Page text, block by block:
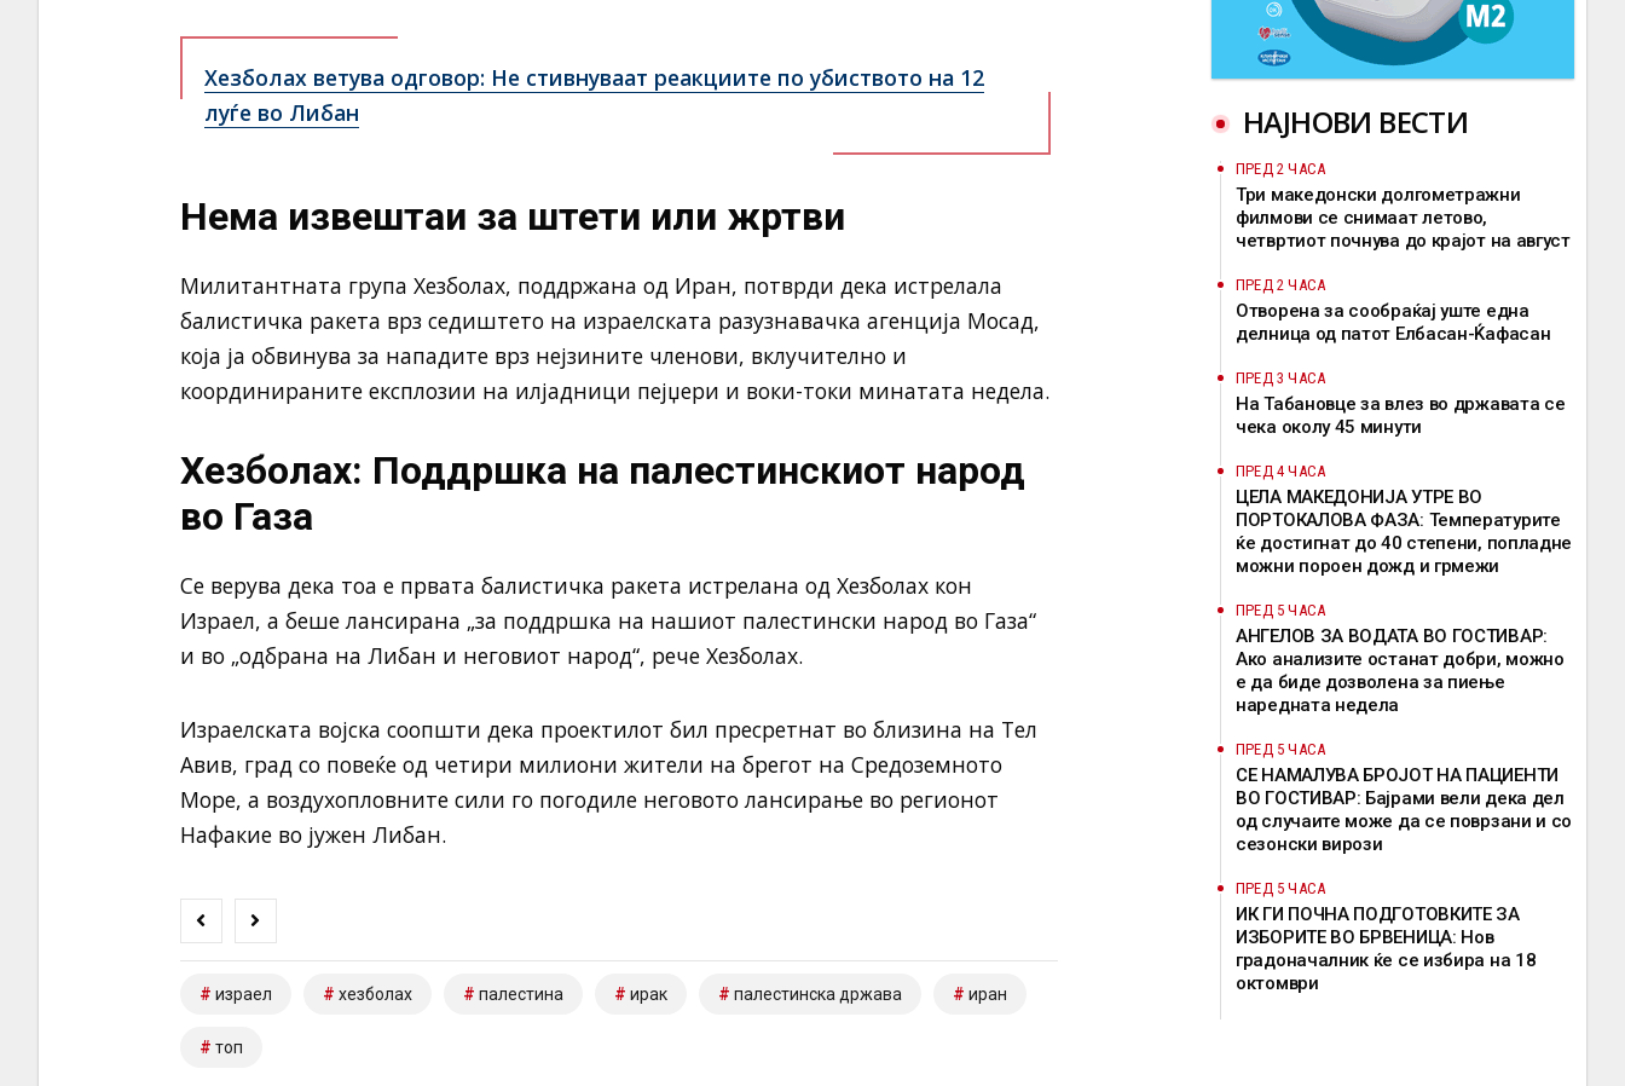
Хезболах ветува одговор: Не стивнуваат реакциите по убиството на 12
луѓе во Либан
Нема извештаи за штети или жртви
Милитантната група Хезболах, поддржана од Иран, потврди дека истрелала
балистичка ракета врз седиштето на израелската разузнавачка агенција Мосад,
која ја обвинува за нападите врз нејзините членови, вклучително и
координираните експлозии на илјадници пејџери и воки-токи минатата недела.
Хезболах: Поддршка на палестинскиот народ
во Газа
Се верува дека тоа е првата балистичка ракета истрелана од Хезболах кон
Израел, а беше лансирана „за поддршка на нашиот палестински народ во Газа“
и во „одбрана на Либан и неговиот народ“, рече Хезболах.
Израелската војска соопшти дека проектилот бил пресретнат во близина на Тел
Авив, град со повеќе од четири милиони жители на брегот на Средоземното
Море, а воздухопловните сили го погодиле неговото лансирање во регионот
Нафакие во јужен Либан.
израел хезболах палестина ирак палестинска држава иран
топ
НАЈНОВИ ВЕСТИ
ПРЕД 2 ЧАСА
Три македонски долгометражни
филмови се снимаат летово,
четвртиот почнува до крајот на август
ПРЕД 2 ЧАСА
Отворена за сообраќај уште една
делница од патот Елбасан-Ќафасан
ПРЕД 3 ЧАСА
На Табановце за влез во државата се
чека околу 45 минути
ПРЕД 4 ЧАСА
ЦЕЛА МАКЕДОНИЈА УТРЕ ВО
ПОРТОКАЛОВА ФАЗА: Температурите
ќе достигнат до 40 степени, попладне
можни пороен дожд и грмежи
ПРЕД 5 ЧАСА
АНГЕЛОВ ЗА ВОДАТА ВО ГОСТИВАР:
Ако анализите останат добри, можно
е да биде дозволена за пиење
наредната недела
ПРЕД 5 ЧАСА
СЕ НАМАЛУВА БРОЈОТ НА ПАЦИЕНТИ
ВО ГОСТИВАР: Бајрами вели дека дел
од случаите може да се поврзани и со
сезонски вирози
ПРЕД 5 ЧАСА
ИК ГИ ПОЧНА ПОДГОТОВКИТЕ ЗА
ИЗБОРИТЕ ВО БРВЕНИЦА: Нов
градоначалник ќе се избира на 18
октомври